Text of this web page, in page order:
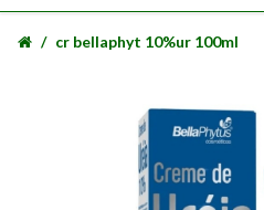
cr bellaphyt 10%ur 100ml